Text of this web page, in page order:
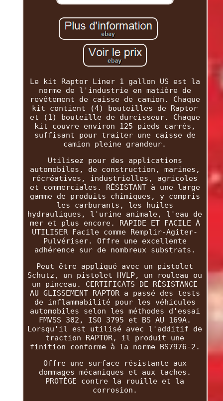
Le kit Raptor Liner 1 gallon US est la
norme de l'industrie en matière de
revêtement de caisse de camion. Chaque
kit contient (4) bouteilles de Raptor
et (1) bouteille de durcisseur. Chaque
kit couvre environ 125 pieds carrés,
suffisant pour traiter une caisse de
camion pleine grandeur.
Utilisez pour des applications
automobiles, de construction, marines,
récréatives, industrielles, agricoles
et commerciales. RÉSISTANT à une large
gamme de produits chimiques, y compris
les carburants, les huiles
hydrauliques, l'urine animale, l'eau de
mer et plus encore. RAPIDE ET FACILE À
UTILISER Facile comme Remplir-Agiter-
Pulvériser. Offre une excellente
adhérence sur de nombreux substrats.
Peut être appliqué avec un pistolet
Schutz, un pistolet HVLP, un rouleau ou
un pinceau. CERTIFICATS DE RÉSISTANCE
AU GLISSEMENT RAPTOR a passé des tests
de inflammabilité pour les véhicules
automobiles selon les méthodes d'essai
FMVSS 302, ISO 3795 et BS AU 169A.
Lorsqu'il est utilisé avec l'additif de
traction RAPTOR, il produit une
finition conforme à la norme BS7976-2.
Offre une surface résistante aux
dommages mécaniques et aux taches.
PROTÈGE contre la rouille et la
corrosion.